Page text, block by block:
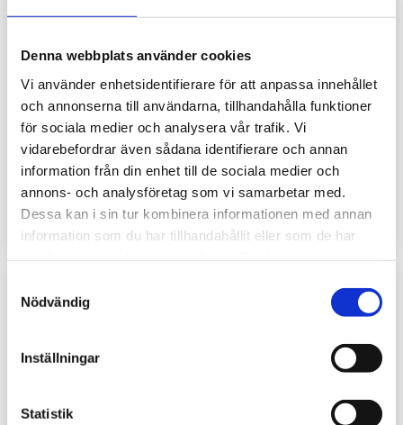
Denna webbplats använder cookies
Vi använder enhetsidentifierare för att anpassa innehållet
och annonserna till användarna, tillhandahålla funktioner
för sociala medier och analysera vår trafik. Vi
vidarebefordrar även sådana identifierare och annan
information från din enhet till de sociala medier och
annons- och analysföretag som vi samarbetar med.
Dessa kan i sin tur kombinera informationen med annan
information som du har tillhandahållit eller som de har
Nödvändig
Inställningar
Statistik
Hobby och Fritid
Pris lösnr:Price:
99 kr
Köp
Settimana Enigmistica
Pris lösnr:Price:
89 kr
Köp